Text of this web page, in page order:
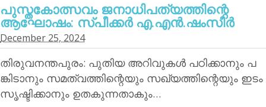
പുസ്തകോത്സവം ജനാധിപത്യത്തിന്റെ
ആഘോഷം: സ്പീക്കര്‍ എ.എന്‍.ഷംസീര്‍
December 25, 2024
തിരുവനന്തപുരം: പുതിയ അറിവുകള്‍ പഠിക്കാനും പ
ങ്കിടാനും സമത്വത്തിന്റെയും സഖ്യത്തിന്റെയും ഇടം
സൃഷ്ടിക്കാനും ഉതകുന്നതാകും…